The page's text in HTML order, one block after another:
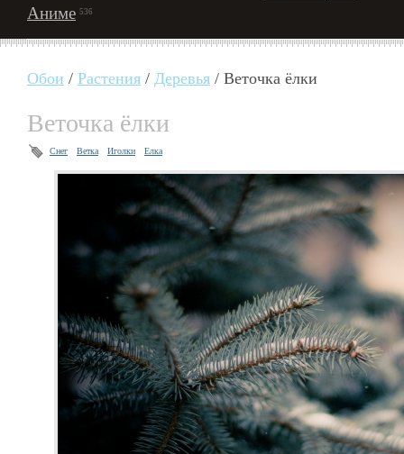
Аниме 536
Обои / Растения / Деревья / Веточка ёлки
Веточка ёлки
Снег Ветка Иголки Елка